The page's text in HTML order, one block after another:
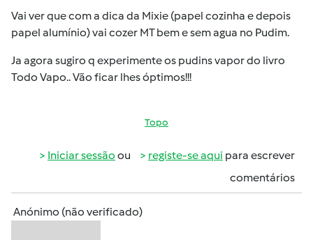
Vai ver que com a dica da Mixie (papel cozinha e depois
papel alumínio) vai cozer MT bem e sem agua no Pudim.
Ja agora sugiro q experimente os pudins vapor do livro
Todo Vapo.. Vão ficar lhes óptimos!!!
Topo
Iniciar sessão ou registe-se aqui para escrever
comentários
Anónimo (não verificado)